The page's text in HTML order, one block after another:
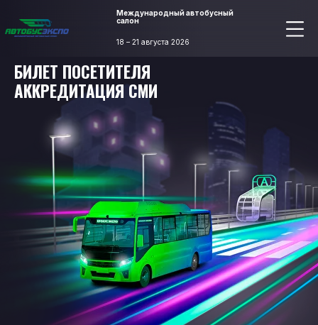
18 – 21 августа 2026
Международный автобусный
салон
БИЛЕТ ПОСЕТИТЕЛЯ
АККРЕДИТАЦИЯ СМИ